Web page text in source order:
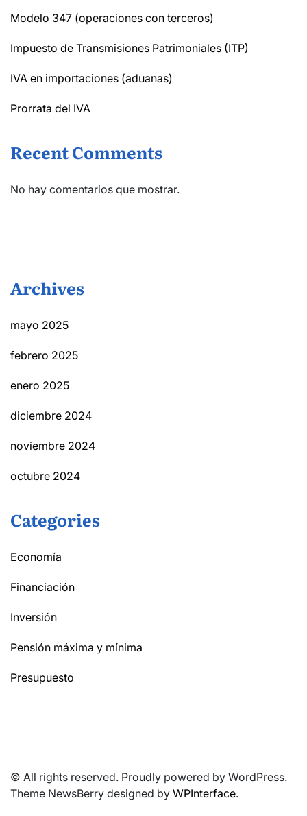
Modelo 347 (operaciones con terceros)
Impuesto de Transmisiones Patrimoniales (ITP)
IVA en importaciones (aduanas)
Prorrata del IVA
Recent Comments
No hay comentarios que mostrar.
Archives
mayo 2025
febrero 2025
enero 2025
diciembre 2024
noviembre 2024
octubre 2024
Categories
Economía
Financiación
Inversión
Pensión máxima y mínima
Presupuesto
© All rights reserved. Proudly powered by WordPress.
Theme NewsBerry designed by WPInterface.